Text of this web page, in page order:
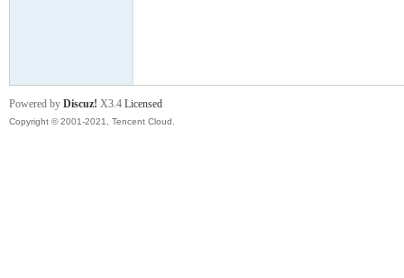
Powered by Discuz! X3.4 Licensed
Copyright © 2001-2021, Tencent Cloud.